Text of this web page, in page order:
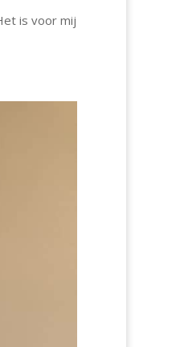
is voor mij